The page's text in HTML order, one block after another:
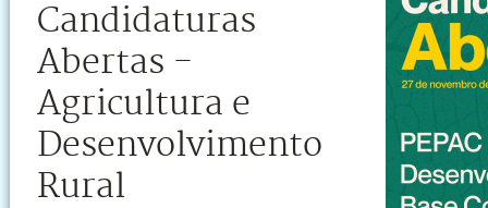
Candidaturas
Abertas -
Agricultura e
Desenvolvimento
Rural